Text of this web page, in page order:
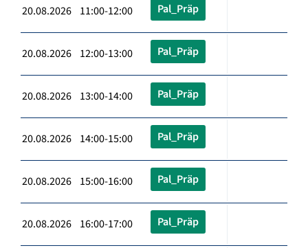
20.08.2026 11:00-12:00 Pal_Präp
20.08.2026 12:00-13:00 Pal_Präp
20.08.2026 13:00-14:00 Pal_Präp
20.08.2026 14:00-15:00 Pal_Präp
20.08.2026 15:00-16:00 Pal_Präp
20.08.2026 16:00-17:00 Pal_Präp